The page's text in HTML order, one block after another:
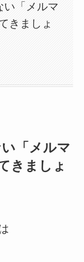
い「メルマ
きましょ
「メルマ
きましょ